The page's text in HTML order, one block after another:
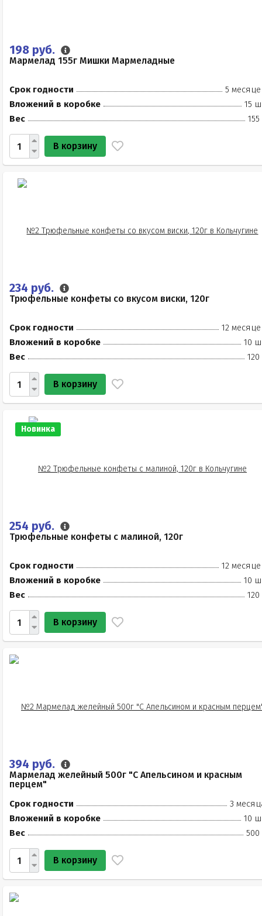
198 руб.
Мармелад 155г Мишки Мармеладные
Срок годности
5
Вложений в коробке
15
Вес
155
В корзину
234 руб.
Трюфельные конфеты со вкусом виски, 120г
Срок годности
12
Вложений в коробке
10
Вес
120
В корзину
Новинка
254 руб.
Трюфельные конфеты с малиной, 120г
Срок годности
12
Вложений в коробке
10
Вес
120
В корзину
394 руб.
Мармелад желейный 500г "С Апельсином и красным
перцем"
Срок годности
3
Вложений в коробке
10
Вес
500
В корзину